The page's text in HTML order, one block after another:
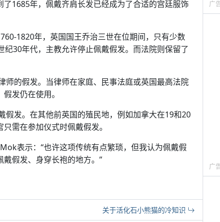
1685年，佩戴齐肩长发已经成为了合适的宫廷服饰
1820年，英国国王乔治三世在位期间，只有少数
30年代，主教允许停止佩戴假发。而法院则保留了
师的假发。当律师在家庭、民事法庭或英国最高法院
发仍在使用。
假发。在其他前英国的殖民地，例如加拿大在19和20
需在参加仪式时佩戴假发。
表示：“也许这项传统有点繁琐，但我认为佩戴假
假发、身穿长袍的地方。”
关于活化石小熊猫的冷知识
广
广